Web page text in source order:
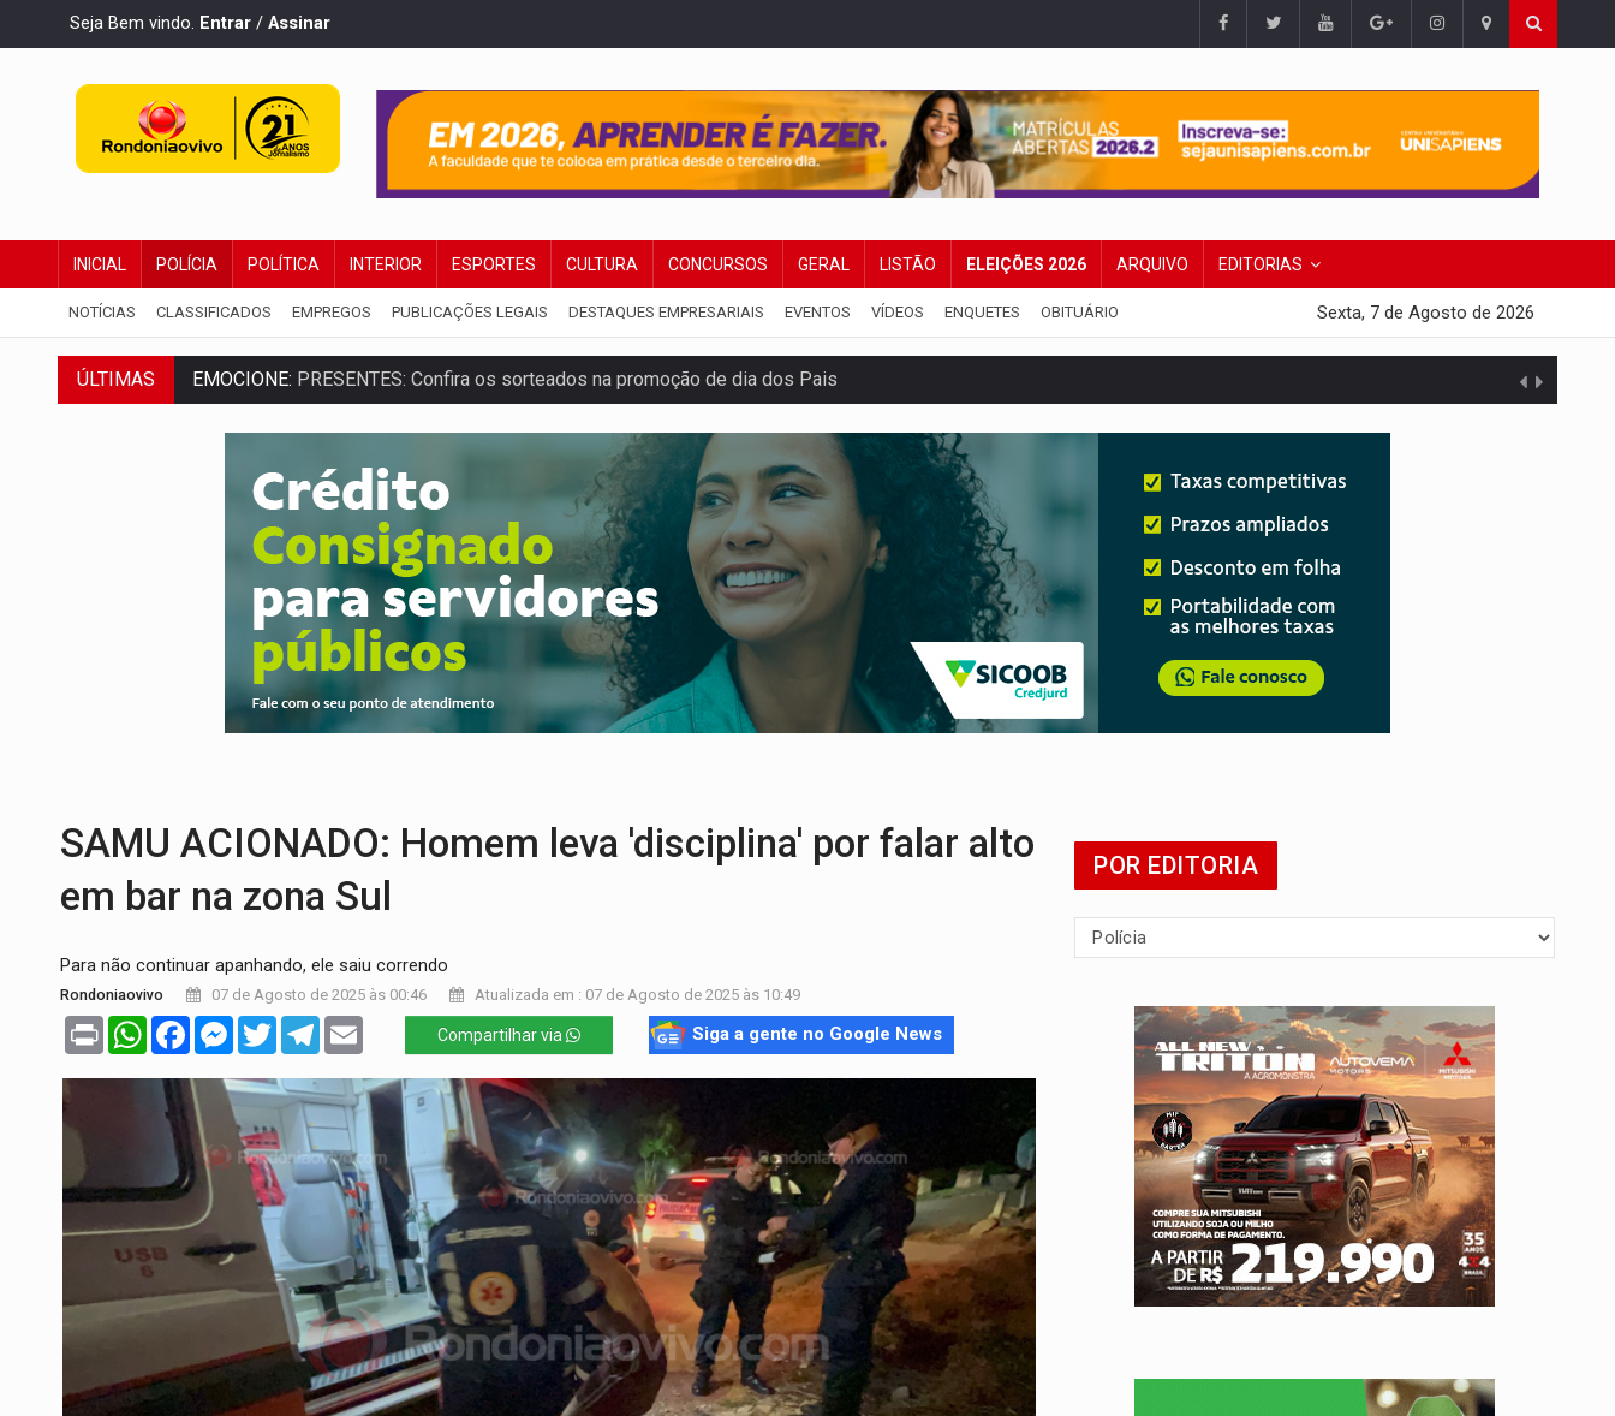
Seja Bem vindo. Entrar / Assinar
INICIAL POLÍCIA POLÍTICA INTERIOR ESPORTES CULTURA CONCURSOS GERAL LISTÃO ELEIÇÕES 2026 ARQUIVO EDITORIAS
NOTÍCIAS CLASSIFICADOS EMPREGOS PUBLICAÇÕES LEGAIS DESTAQUES EMPRESARIAIS EVENTOS VÍDEOS ENQUETES OBITUÁRIO Sexta, 7 de Agosto de 2026
ÚLTIMAS EMOCIONE: PRESENTES: Confira os sorteados na promoção de dia dos Pais
VOVÔ LADRÃO:Idoso é filmado furtando bicicleta na frente de comércio
JUSTIÇA:Comarca de Nova Mamoré terá seu primeiro júri popular
ADAILTON FÚRIA: Assessoria denuncia suposto ataque com perfis falsos no Instagram
Motoboy de delivery sofre fratura após mulher avançar preferencial
ELEIÇÕES 2026: Ulisses Guimarães e as nuvens no céu de Rondônia – Por Daniel Pereira
DECISÃO REVISADA: Nunes Marques reduz pena de Acir Gurgacz e declara punibilidade extinta
CONEXÃO RONDONIAOVIVO:Museólogo Antônio Ocampo lança livro sobre a Madeira-Mamoré
SAMU ACIONADO: Homem leva 'disciplina' por falar alto
em bar na zona Sul
Para não continuar apanhando, ele saiu correndo
Rondoniaovivo 07 de Agosto de 2025 às 00:46 Atualizada em : 07 de Agosto de 2025 às 10:49
Print WhatsAppFacebookMessenger
TwitterTelegram Compartilhar via Siga a gente no Google News
POR EDITORIA